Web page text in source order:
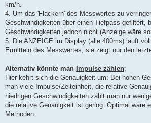
km/h.
4. Um das 'Flackern' des Messwertes zu
Geschwindigkeiten über einen Tiefpass gefiltert,
Geschwindigkeiten jedoch nicht (Anzeige wäre
5. Die ANZEIGE im Display (alle 400ms) läuft
Ermitteln des Messwertes, sie zeigt nur den
Alternativ könnte man Impulse zählen:
Hier kehrt sich die Genauigkeit um: Bei hohen
man viele Impulse/Zeiteinheit, die relative
niedrigen Geschwindigkeiten zählt man nur
die relative Genauigkeit ist gering. Optimal wäre
Methoden.